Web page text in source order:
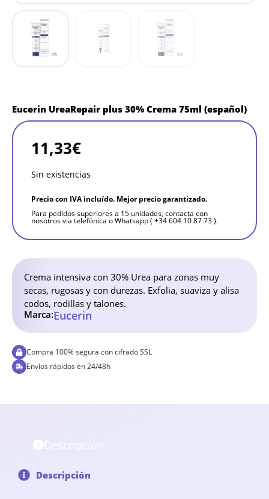
Eucerin UreaRepair plus 30% Crema 75ml (español)
Crema intensiva con 30% Urea para zonas muy
secas, rugosas y con durezas. Exfolia, suaviza y alisa
codos, rodillas y talones.
Marca:Eucerin
11,33€
Sin existencias
Precio con IVA incluído. Mejor precio garantizado.
Para pedidos superiores a 15 unidades, contacta con
nosotros via telefónica o Whatsapp ( +34 604 10 87 73 ).
Compra 100% segura con cifrado SSL
Envíos rápidos en 24/48h
Descripción